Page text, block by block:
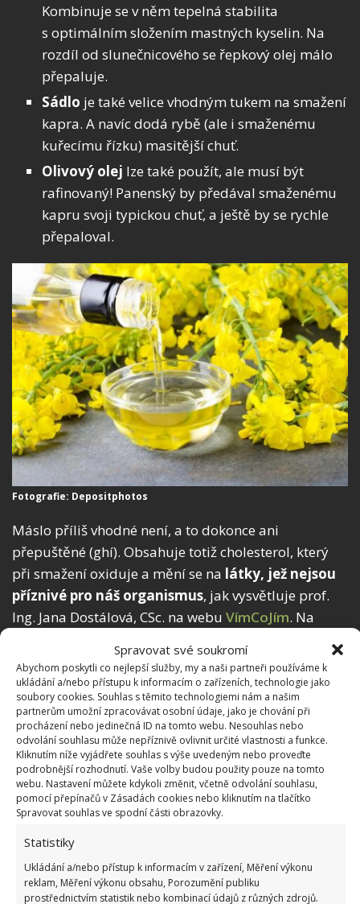
Spravovat své soukromí
Abychom poskytli co nejlepší služby, my a naši partneři používáme k
ukládání a/nebo přístupu k informacím o zařízeních, technologie jako
soubory cookies. Souhlas s těmito technologiemi nám a našim
partnerům umožní zpracovávat osobní údaje, jako je chování při
procházení nebo jedinečná ID na tomto webu. Nesouhlas nebo
odvolání souhlasu může nepříznivě ovlivnit určité vlastnosti a funkce.
Kliknutím níže vyjádřete souhlas s výše uvedeným nebo proveďte
podrobnější rozhodnutí. Vaše volby budou použity pouze na tomto
webu. Nastavení můžete kdykoli změnit, včetně odvolání souhlasu,
pomocí přepínačů v Zásadách cookies nebo kliknutím na tlačítko
Spravovat souhlas ve spodní části obrazovky.
Statistiky
Ukládání a/nebo přístup k informacím v zařízení, Měření výkonu
reklam, Měření výkonu obsahu, Porozumění publiku
prostřednictvím statistik nebo kombinací údajů z různých zdrojů.
Kombinuje se v něm tepelná stabilita
s optimálním složením mastných kyselin. Na
rozdíl od slunečnicového se řepkový olej málo
přepaluje.
Sádlo je také velice vhodným tukem na smažení
kapra. A navíc dodá rybě (ale i smaženému
kuřecímu řízku) masitější chuť.
Olivový olej lze také použít, ale musí být
rafinovaný! Panenský by předával smaženému
kapru svoji typickou chuť, a ještě by se rychle
přepaloval.
Fotografie: Depositphotos
Máslo příliš vhodné není, a to dokonce ani
přepuštěné (ghí). Obsahuje totiž cholesterol, který
při smažení oxiduje a mění se na látky, jež nejsou
příznivé pro náš organismus, jak vysvětluje prof.
Ing. Jana Dostálová, CSc. na webu VímCoJím. Na
lahodnou máslovou příchuť. Jestliže přepuštěné
máslo použijete, smažte rybu při nižší teplotě.
Postup při smažení
Obalovaného kapra vložte do vyšší vrstvy
rozpáleného tuku, opečte rychle z obou stran, pak
snižte teplotu a dosmažte pomalu. To se týká
vám totiž
v oblasti páteře. Pokud smažíte filety, postupujte
jako u kuřecího řízku, jen smažení bude kratší. Na